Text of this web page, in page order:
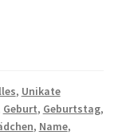
, Unikate
Geburt, Geburtstag,
, Name,